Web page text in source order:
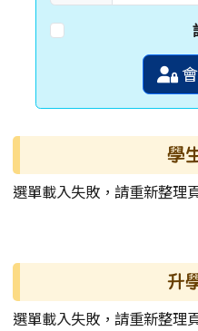
學
選單載入失敗，請重新整理
升
選單載入失敗，請重新整理